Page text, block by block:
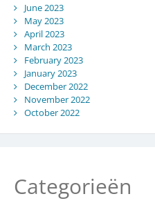
June 2023
May 2023
April 2023
March 2023
February 2023
January 2023
December 2022
November 2022
October 2022
Categorieën